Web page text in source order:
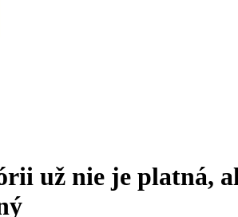
už nie je platná,